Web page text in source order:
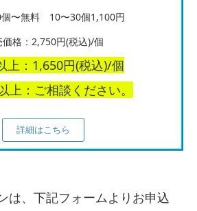
個〜無料 10〜30個1,100円
価格：2,750円(税込)/個
上：1,650円(税込)/個
上：ご相談ください。
詳細はこちら
は、下記フォームよりお申込